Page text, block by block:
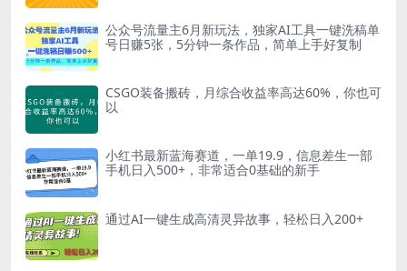
公众号流量主6月新玩法，独家AI工具一键洗稿单
号日赚5张，5分钟一条作品，简单上手好复制
CSGO装备搬砖，月综合收益率高达60%，你也可
以
小红书最新蓝海赛道，一单19.9，信息差生一部
手机日入500+，非常适合0基础的新手
通过AI一键生成高清灵异故事，轻松日入200+